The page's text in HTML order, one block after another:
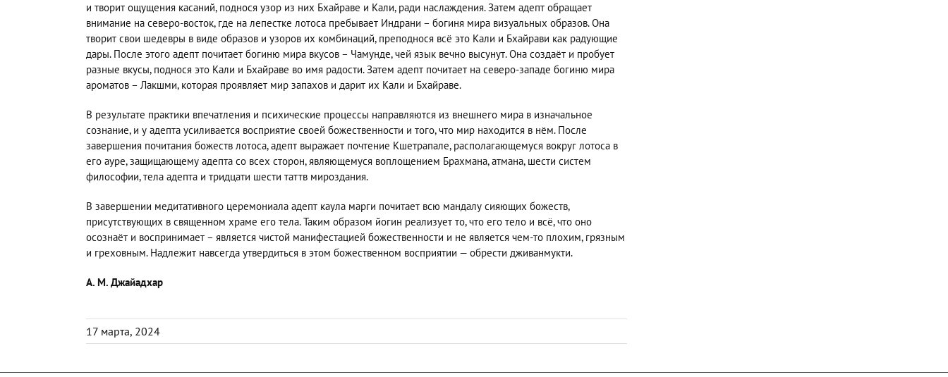
и творит ощущения касаний, поднося узор из них Бхайраве и Кали, ради наслаждения. Затем адепт обращает
внимание на северо-восток, где на лепестке лотоса пребывает Индрани – богиня мира визуальных образов. Она
творит свои шедевры в виде образов и узоров их комбинаций, преподнося всё это Кали и Бхайрави как радующие
дары. После этого адепт почитает богиню мира вкусов – Чамунде, чей язык вечно высунут. Она создаёт и пробует
разные вкусы, поднося это Кали и Бхайраве во имя радости. Затем адепт почитает на северо-западе богиню мира
ароматов – Лакшми, которая проявляет мир запахов и дарит их Кали и Бхайраве.
В результате практики впечатления и психические процессы направляются из внешнего мира в изначальное
сознание, и у адепта усиливается восприятие своей божественности и того, что мир находится в нём. После
завершения почитания божеств лотоса, адепт выражает почтение Кшетрапале, располагающемуся вокруг лотоса в
его ауре, защищающему адепта со всех сторон, являющемуся воплощением Брахмана, атмана, шести систем
философии, тела адепта и тридцати шести таттв мироздания.
В завершении медитативного церемониала адепт каула марги почитает всю мандалу сияющих божеств,
присутствующих в священном храме его тела. Таким образом йогин реализует то, что его тело и всё, что оно
осознаёт и воспринимает – является чистой манифестацией божественности и не является чем-то плохим, грязным
и греховным. Надлежит навсегда утвердиться в этом божественном восприятии — обрести дживанмукти.
А. М. Джайадхар
17 марта, 2024